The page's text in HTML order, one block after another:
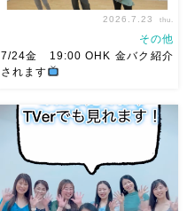
7/24金 19:00 OHK 金バクベ
リーダンスアトリエ麻ノ葉テレ
ビで紹介されます♡ Tverでも
見れますので全国の皆様みてね
河合くんが来てくれました
2026.7.23 thu.
その他
7/24金 19:00 OHK 金バク紹介
されます